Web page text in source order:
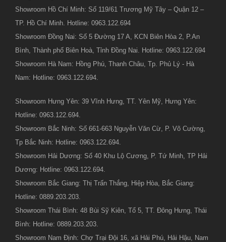
Showroom Hồ Chí Minh: Số 119/61 Trương Mỹ Tây – Quận 12 –
TP. Hồ Chí Minh. Hotline: 0963.122.694
Showroom Đồng Nai: Số 5 Đường 17 A, KCN Biên Hòa 2, P.An
Bình, Thành phố Biên Hoà, Tỉnh Đồng Nai. Hotline: 0963.122.694
Showroom Hà Nam: Hồng Phú, Thanh Châu, Tp. Phủ Lý - Hà
Nam: Hotline: 0963.122.694.
Showroom Hưng Yên: 39 Vĩnh Hưng, TT. Yên Mỹ, Hưng Yên:
Hotline: 0963.122.694.
Showroom Bắc Ninh: Số 661-663 Nguyễn Văn Cừ, P. Võ Cường,
Tp Bắc Ninh: Hotline: 0963.122.694.
Showroom Hải Dương: Số 40 Khu Lộ Cương, P. Tứ Minh, TP Hải
Dương: Hotline: 0963.122.694.
Showroom Bắc Giang: Thị Trấn Thắng, Hiệp Hòa, Bắc Giang:
Hotline: 0889.203.203.
Showroom Thái Bình: 48 Bùi Sỹ Kiên, Tổ 5, TT. Đông Hưng, Thái
Bình: Hotline: 0889.203.203.
Showroom Nam Định: Chợ Trại Đội 16, xã Hải Phú, Hải Hậu, Nam